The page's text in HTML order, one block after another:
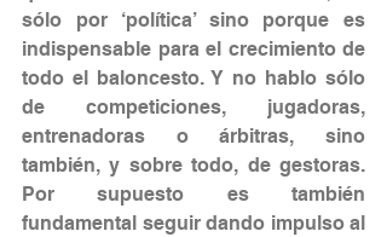
sólo por ‘política’ sino porque es
indispensable para el crecimiento de
todo el baloncesto. Y no hablo sólo
de competiciones, jugadoras,
entrenadoras o árbitras, sino
también, y sobre todo, de gestoras.
Por supuesto es también
fundamental seguir dando impulso al